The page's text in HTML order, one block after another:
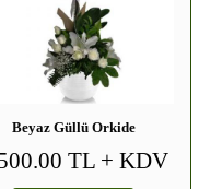
Beyaz Güllü Orkide
TL + KDV